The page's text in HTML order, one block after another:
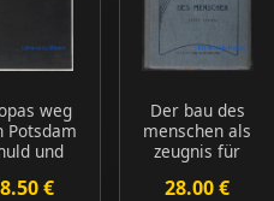
weg
Potsdam
und
€
Der bau des
menschen als
zeugnis für
vergangenhei...
28.00 €